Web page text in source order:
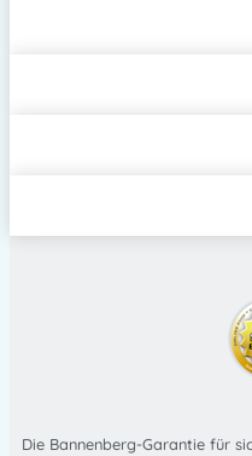
Die Bannenberg-Garantie für